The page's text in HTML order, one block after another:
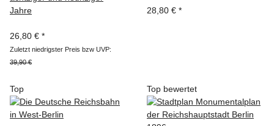
Jahre
26,80 € *
Zuletzt niedrigster Preis bzw UVP:
39,90 €
28,80 € *
Top Top bewertet